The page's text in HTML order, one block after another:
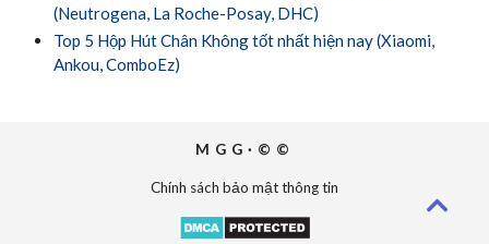
(Neutrogena, La Roche-Posay, DHC)
Top 5 Hộp Hút Chân Không tốt nhất hiện nay (Xiaomi,
Ankou, ComboEz)
MGG·©©
Chính sách bảo mật thông tin